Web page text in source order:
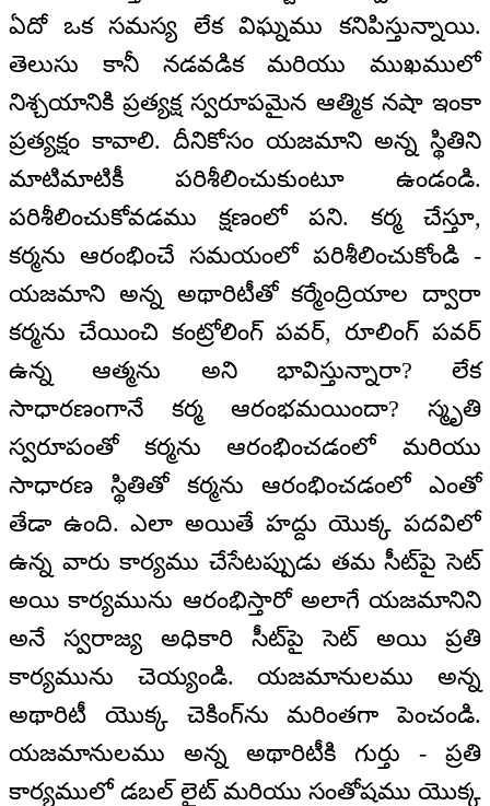
ఏదో ఒక సమస్య లేక విఘ్నము కనిపిస్తున్నాయి.
తెలుసు కానీ నడవడిక మరియు ముఖములో
నిశ్చయానికి ప్రత్యక్ష స్వరూపమైన ఆత్మిక నషా ఇంకా
ప్రత్యక్షం కావాలి. దీనికోసం యజమాని అన్న స్థితిని
మాటిమాటికీ పరిశీలించుకుంటూ ఉండండి.
పరిశీలించుకోవడము క్షణంలో పని. కర్మ చేస్తూ,
కర్మను ఆరంభించే సమయంలో పరిశీలించుకోండి -
యజమాని అన్న అథారిటీతో కర్మేంద్రియాల ద్వారా
కర్మను చేయించి కంట్రోలింగ్‌ పవర్‌, రూలింగ్‌ పవర్‌
ఉన్న ఆత్మను అని భావిస్తున్నారా? లేక
సాధారణంగానే కర్మ ఆరంభమయిందా? స్మృతి
స్వరూపంతో కర్మను ఆరంభించడంలో మరియు
సాధారణ స్థితితో కర్మను ఆరంభించడంలో ఎంతో
తేడా ఉంది. ఎలా అయితే హద్దు యొక్క పదవిలో
ఉన్న వారు కార్యము చేసేటప్పుడు తమ సీట్‌పై సెట్‌
అయి కార్యమును ఆరంభిస్తారో అలాగే యజమానిని
అనే స్వరాజ్య అధికారి సీట్‌పై సెట్‌ అయి ప్రతి
కార్యమును చెయ్యండి. యజమానులము అన్న
అథారిటీ యొక్క చెకింగ్‌ను మరింతగా పెంచండి.
యజమానులము అన్న అథారిటీకి గుర్తు - ప్రతి
కార్యములో డబల్‌ లైట్‌ మరియు సంతోషము యొక్క